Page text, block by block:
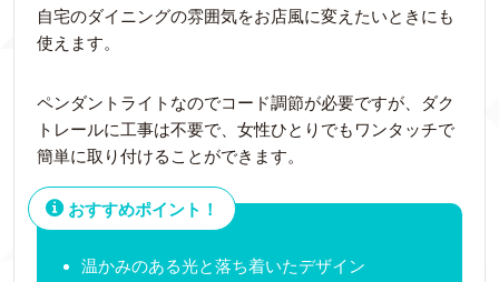
自宅のダイニングの雰囲気をお店風に変えたいときにも
使えます。
ペンダントライトなのでコード調節が必要ですが、ダク
トレールに工事は不要で、女性ひとりでもワンタッチで
簡単に取り付けることができます。
おすすめポイント！
温かみのある光と落ち着いたデザイン